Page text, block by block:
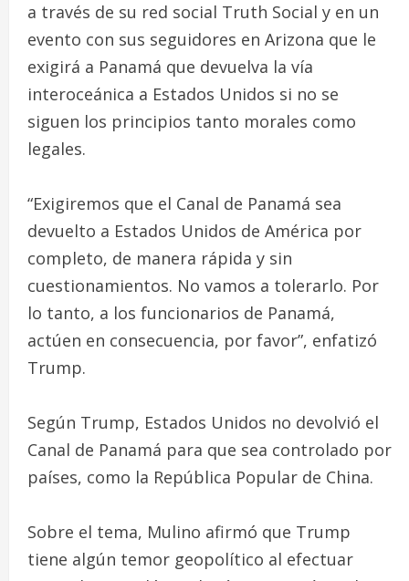
a través de su red social Truth Social y en un
evento con sus seguidores en Arizona que le
exigirá a Panamá que devuelva la vía
interoceánica a Estados Unidos si no se
siguen los principios tanto morales como
legales.
“Exigiremos que el Canal de Panamá sea
devuelto a Estados Unidos de América por
completo, de manera rápida y sin
cuestionamientos. No vamos a tolerarlo. Por
lo tanto, a los funcionarios de Panamá,
actúen en consecuencia, por favor”, enfatizó
Trump.
Según Trump, Estados Unidos no devolvió el
Canal de Panamá para que sea controlado por
países, como la República Popular de China.
Sobre el tema, Mulino afirmó que Trump
tiene algún temor geopolítico al efectuar